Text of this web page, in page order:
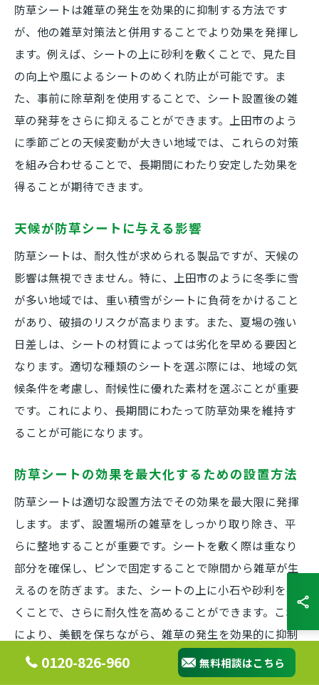
防草シートは雑草の発生を効果的に抑制する方法です
が、他の雑草対策法と併用することでより効果を発揮し
ます。例えば、シートの上に砂利を敷くことで、見た目
の向上や風によるシートのめくれ防止が可能です。ま
た、事前に除草剤を使用することで、シート設置後の雑
草の発芽をさらに抑えることができます。上田市のよう
に季節ごとの天候変動が大きい地域では、これらの対策
を組み合わせることで、長期間にわたり安定した効果を
得ることが期待できます。
天候が防草シートに与える影響
防草シートは、耐久性が求められる製品ですが、天候の
影響は無視できません。特に、上田市のように冬季に雪
が多い地域では、重い積雪がシートに負荷をかけること
があり、破損のリスクが高まります。また、夏場の強い
日差しは、シートの材質によっては劣化を早める要因と
なります。適切な種類のシートを選ぶ際には、地域の気
候条件を考慮し、耐候性に優れた素材を選ぶことが重要
です。これにより、長期間にわたって防草効果を維持す
ることが可能になります。
防草シートの効果を最大化するための設置方法
防草シートは適切な設置方法でその効果を最大限に発揮
します。まず、設置場所の雑草をしっかり取り除き、平
らに整地することが重要です。シートを敷く際は重なり
部分を確保し、ピンで固定することで隙間から雑草が生
えるのを防ぎます。また、シートの上に小石や砂利を敷
くことで、さらに耐久性を高めることができます。これ
により、美観を保ちながら、雑草の発生を効果的に抑制
できます。
0120-826-960 無料相談はこちら